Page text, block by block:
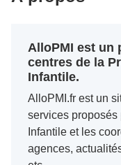
AlloPMI est un
centres de la
Infantile.
AlloPMI.fr est un
services
Infantile et les
agences,